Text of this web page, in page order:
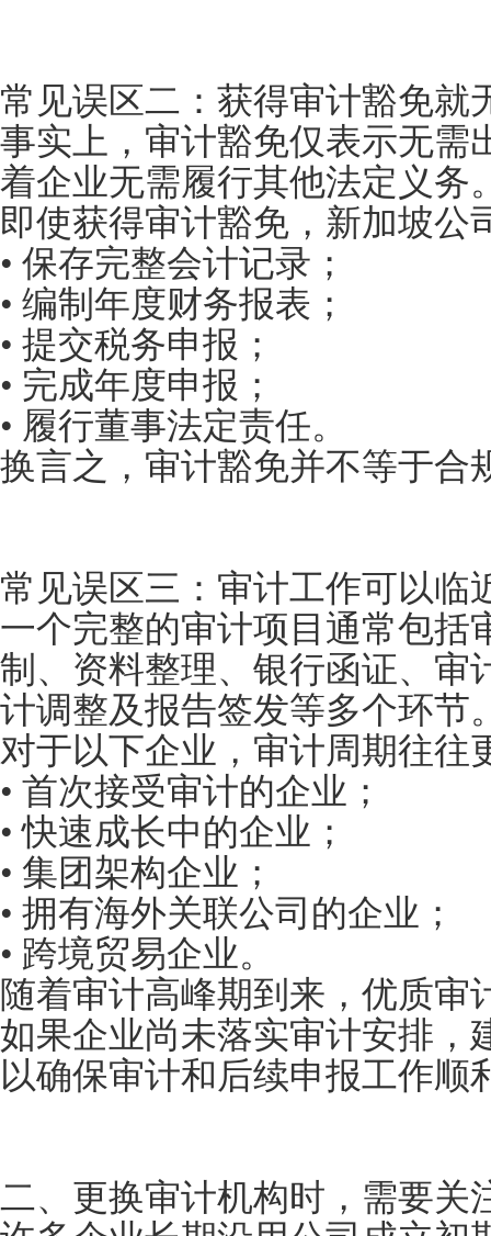
常见误区二：获得审计豁免就
事实上，审计豁免仅表示无需
着企业无需履行其他法定义务
即使获得审计豁免，新加坡公
• 保存完整会计记录；
• 编制年度财务报表；
• 提交税务申报；
• 完成年度申报；
• 履行董事法定责任。
换言之，审计豁免并不等于合
常见误区三：审计工作可以临
一个完整的审计项目通常包括
制、资料整理、银行函证、审
计调整及报告签发等多个环节
对于以下企业，审计周期往往
• 首次接受审计的企业；
• 快速成长中的企业；
• 集团架构企业；
• 拥有海外关联公司的企业；
• 跨境贸易企业。
随着审计高峰期到来，优质审
如果企业尚未落实审计安排，
以确保审计和后续申报工作顺
二、更换审计机构时，需要关